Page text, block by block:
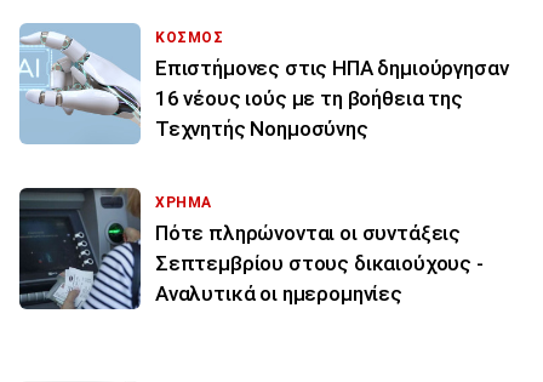
ΚΟΣΜΟΣ
Επιστήμονες στις ΗΠΑ δημιούργησαν
16 νέους ιούς με τη βοήθεια της
Τεχνητής Νοημοσύνης
ΧΡΗΜΑ
Πότε πληρώνονται οι συντάξεις
Σεπτεμβρίου στους δικαιούχους -
Αναλυτικά οι ημερομηνίες